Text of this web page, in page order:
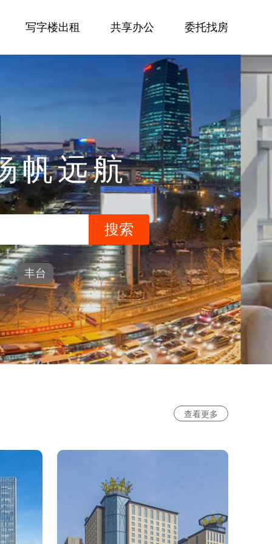
写字楼出租 共享办公 委托找房
帆远航
丰台
查看更多